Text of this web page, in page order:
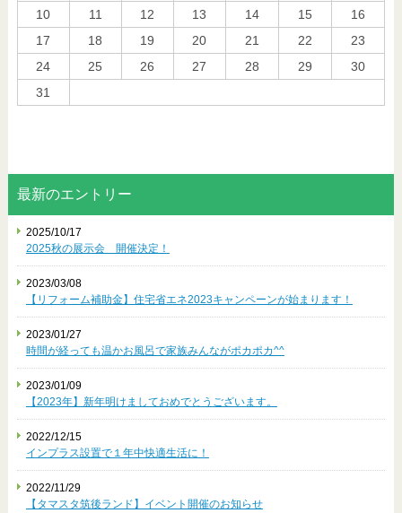
10
11 12 13 14 15
16
17
18 19 20 21 22
23
24
25 26 27 28 29
30
31
最新のエントリー
2025/10/17
2025秋の展示会 開催決定！
2023/03/08
【リフォーム補助金】住宅省エネ2023キャンペーンが始まります！
2023/01/27
時間が経っても温かお風呂で家族みんながポカポカ^^
2023/01/09
【2023年】新年明けましておめでとうございます。
2022/12/15
インプラス設置で１年中快適生活に！
2022/11/29
【タマスタ筑後ランド】イベント開催のお知らせ